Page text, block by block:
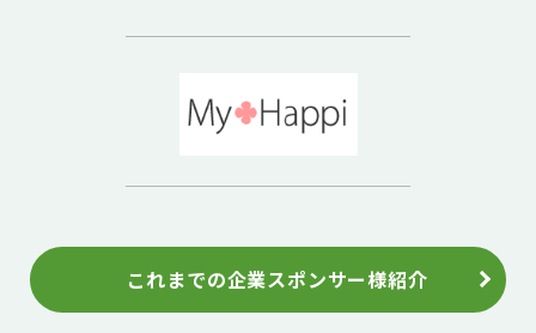
これまでの企業スポンサー様紹介